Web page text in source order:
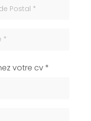
votre cv *